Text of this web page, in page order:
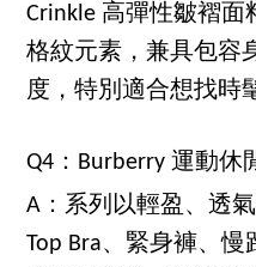
Crinkle 高彈性皺褶面
格紋元素，兼具包容
度，特別適合想找時
Q4：Burberry 運動休
A：系列以輕盈、透
Top Bra、緊身褲、